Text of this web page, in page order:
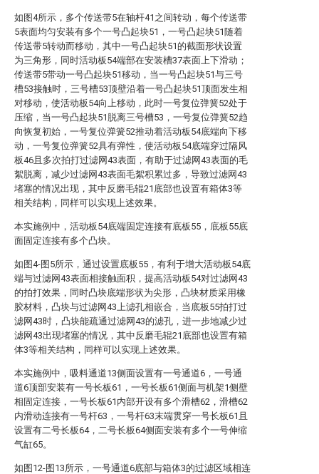
如图4所示，多个传送带5在轴杆41之间转动，每个传送带
5表面均匀安装有多个一号凸起块51，一号凸起块51随着
传送带5转动而移动，其中一号凸起块51的截面形状设置
为三角形，同时活动板54端部在安装槽37表面上下滑动；
传送带5带动一号凸起块51移动，当一号凸起块51与三号
槽53接触时，三号槽53顶壁沿着一号凸起块51顶面发生相
对移动，使活动板54向上移动，此时一号复位弹簧52处于
压缩，当一号凸起块51脱离三号槽53，一号复位弹簧52趋
向恢复初始，一号复位弹簧52推动着活动板54底端向下移
动，一号复位弹簧52具有弹性，使活动板54底端穿过隔风
板46且多次拍打过滤网43表面，有助于过滤网43表面的毛
絮脱离，减少过滤网43表面毛絮积累过多，导致过滤网43
堵塞的情况出现，其中反磨毛辊21底部也设置有箱体3等
相关结构，同样可以实现上述效果。
本实施例中，活动板54底端固定连接有底板55，底板55底
面固定连接有多个凸块。
如图4-图5所示，通过设置底板55，有利于增大活动板54底
端与过滤网43表面相接触面积，提高活动板54对过滤网43
的拍打效果，同时凸块底端形状为尖形，凸块材质采用橡
胶材料，凸块与过滤网43上滤孔相嵌合，当底板55拍打过
滤网43时，凸块能疏通过滤网43的滤孔，进一步地减少过
滤网43出现堵塞的情况，其中反磨毛辊21底部也设置有箱
体3等相关结构，同样可以实现上述效果。
本实施例中，吸料通道13侧面设置有一号通道6，一号通
道6顶部安装有一号长板61，一号长板61侧面与机架1侧壁
相固定连接，一号长板61内部开设有多个滑槽62，滑槽62
内滑动连接有一号杆63，一号杆63末端贯穿一号长板61且
设置有二号长板64，二号长板64侧面安装有多个一号伸缩
气缸65。
如图12-图13所示，一号通道6底部与箱体3的过滤区域相连